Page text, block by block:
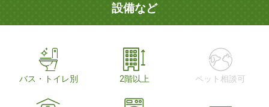
設備など
バス・トイレ別 2階以上 ペット相談可